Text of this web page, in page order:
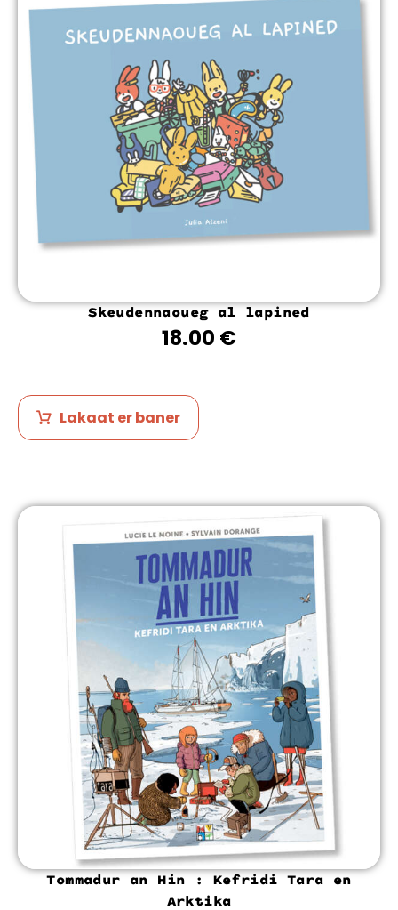
Skeudennaoueg al lapined
18.00 €
Lakaat er baner
Tommadur an Hin : Kefridi Tara en
Arktika